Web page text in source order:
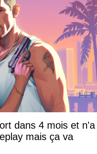
dans 4 mois et n'a
mais ça va